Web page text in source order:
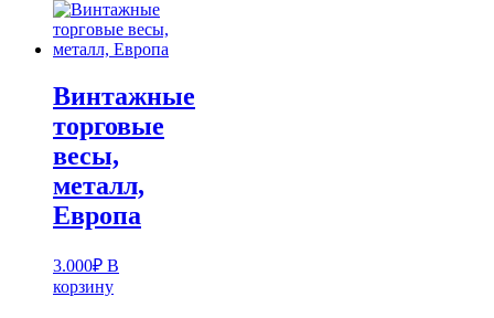
Винтажные
торговые
весы,
металл,
Европа
3.000₽ В
корзину